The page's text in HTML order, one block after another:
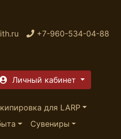
+7-960-534-04-88
Личный кабинет
для LARP
Сувениры